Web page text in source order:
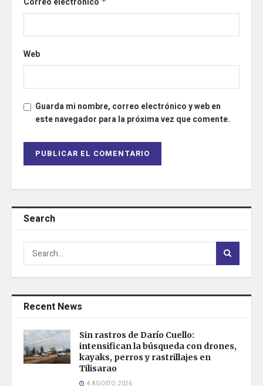
Web
Guarda mi nombre, correo electrónico y web en
este navegador para la próxima vez que comente.
Search
Recent News
Sin rastros de Darío Cuello:
intensifican la búsqueda con drones,
kayaks, perros y rastrillajes en
Tilisarao
4 AGOSTO, 2026